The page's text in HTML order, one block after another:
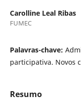
Carolline Leal Ribas
FUMEC
Palavras-chave:
participativa. Novos
Resumo